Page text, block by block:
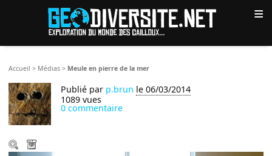
≡
Accueil > Médias > Meule en pierre de la mer
Publié par p.brun le 06/03/2014
1089 vues
0 commentaire